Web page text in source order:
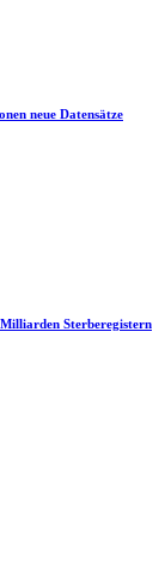
neue Datensätze
Sterberegistern